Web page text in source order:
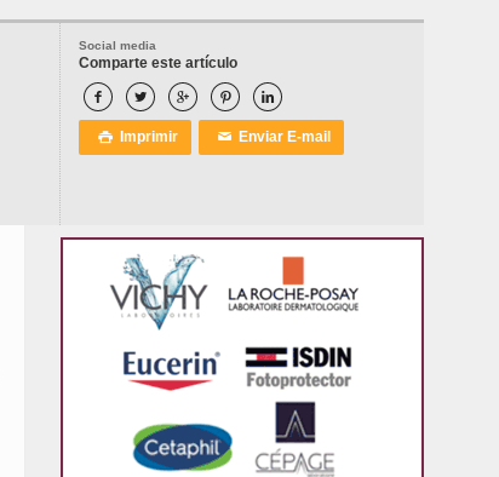
Social media
Comparte este artículo
    
 Imprimir ✉ Enviar E-mail